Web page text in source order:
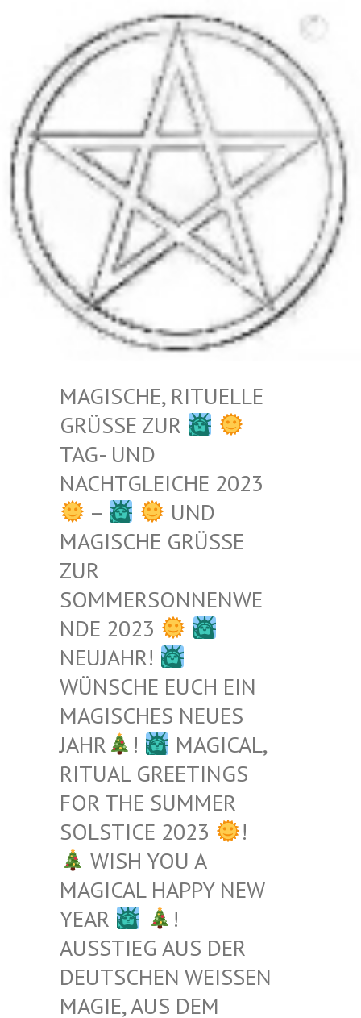
MAGISCHE, RITUELLE
GRÜSSE ZUR
TAG- UND
NACHTGLEICHE 2023
–
UND
MAGISCHE GRÜSSE Z
UR S
OMMERSONNENWEN
DE 2023
NEUJAHR!
WÜNSCHE EUCH EIN
MAGISCHES NEUES
JAHR
!
MAGICAL,
RITUAL GREETINGS
FOR THE SUMMER
SOLSTICE 2023
!
WISH YOU A
MAGICAL HAPPY NEW
YEAR
!
AUSSTIEG AUS DER
DEUTSCHEN WEISSEN M
AGIE, AUS DEM D